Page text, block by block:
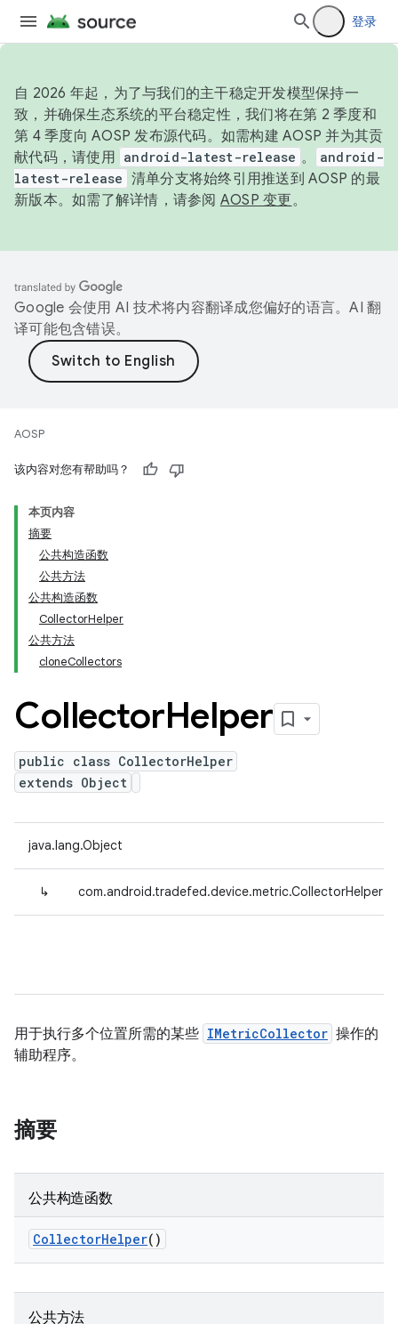
登录
自 2026 年起，为了与我们的主干稳定开发模型保持一
致，并确保生态系统的平台稳定性，我们将在第 2 季度和
第 4 季度向 AOSP 发布源代码。如需构建 AOSP 并为其贡
献代码，请使用 android-latest-release 。
android-
latest-release 清单分支将始终引用推送到 AOSP 的最
新版本。如需了解详情，请参阅 AOSP 变更。
Google 会使用 AI 技术将内容翻译成您偏好的语言。AI 翻
译可能包含错误。
AOSP
该内容对您有帮助吗？
本页内容
摘要
公共构造函数
公共方法
公共构造函数
CollectorHelper
公共方法
cloneCollectors
CollectorHelper
public class CollectorHelper
extends Object
java.lang.Object
↳ com.android.tradefed.device.metric.CollectorHelper
用于执行多个位置所需的某些 IMetricCollector 操作的
辅助程序。
摘要
公共构造函数
CollectorHelper()
公共方法